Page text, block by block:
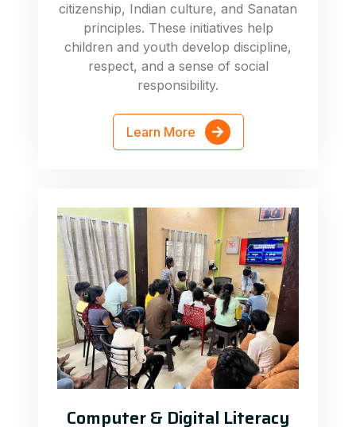
citizenship, Indian culture, and Sanatan
principles. These initiatives help
children and youth develop discipline,
respect, and a sense of social
responsibility.
Learn More
Computer & Digital Literacy